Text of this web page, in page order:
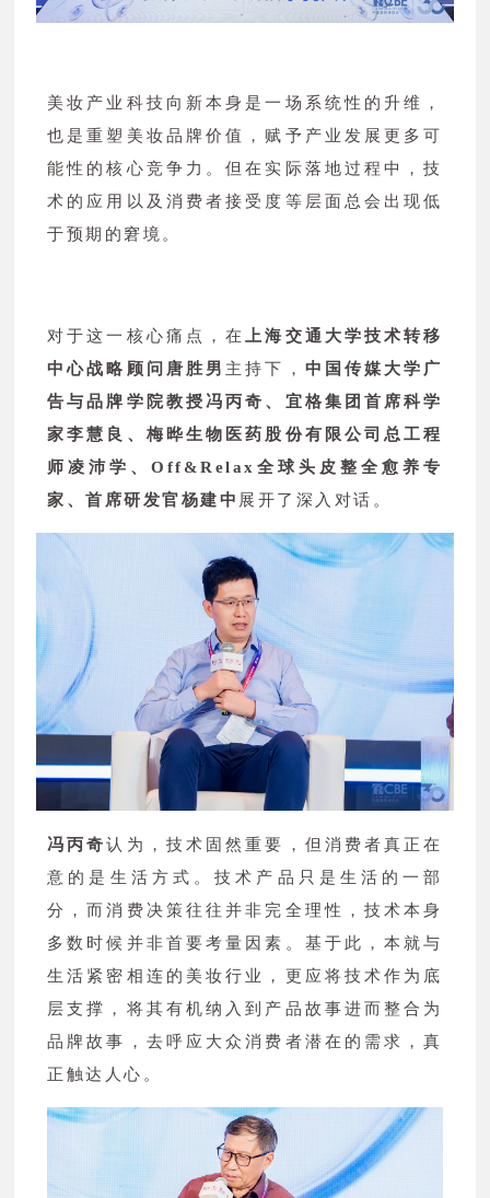
美妆产业科技向新本身是一场系统性的升维，
也是重塑美妆品牌价值，赋予产业发展更多可
能性的核心竞争力。但在实际落地过程中，技
术的应用以及消费者接受度等层面总会出现低
于预期的窘境。
对于这一核心痛点，在
上海交通大学技术转移
中心战略顾问唐胜男 主持下， 中国传媒大学广
告与品牌学院教授冯丙奇、宜格集团首席科学
家李慧良、梅晔生物医药股份有限公司总工程
师凌沛学、Off&Relax全球头皮整全愈养专
家、首席研发官杨建中 展开了深入对话。
冯丙奇认为，技术固然重要，但消费者真正在
意的是生活方式。技术产品只是生活的一部
分，而消费决策往往并非完全理性，技术本身
多数时候并非首要考量因素。基于此，本就与
生活紧密相连的美妆行业，更应将技术作为底
层支撑，将其有机纳入到产品故事进而整合为
品牌故事，去呼应大众消费者潜在的需求，真
正触达人心。